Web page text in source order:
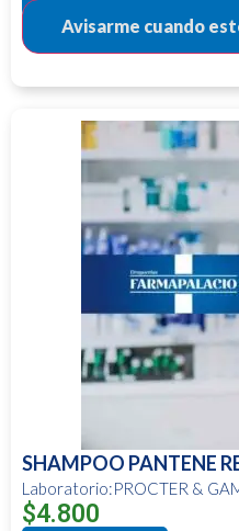
SHAMPOO PANTENE
Laboratorio:PROCTER &
$4.800